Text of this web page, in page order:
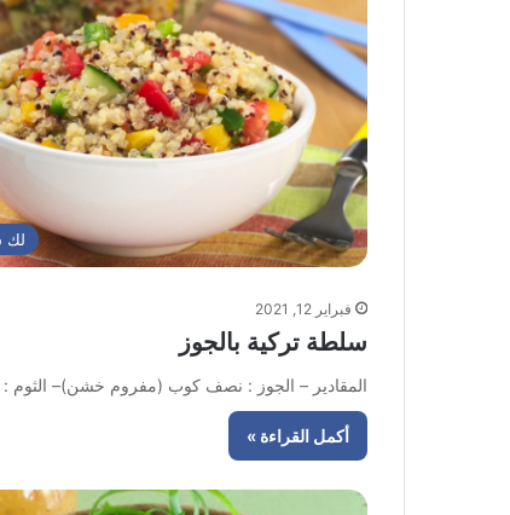
لك
فبراير 12, 2021
سلطة تركية بالجوز
المقادير – الجوز : نصف كوب (مفروم خشن)– الثوم : فص (مهروس)– زيت
أكمل القراءة »